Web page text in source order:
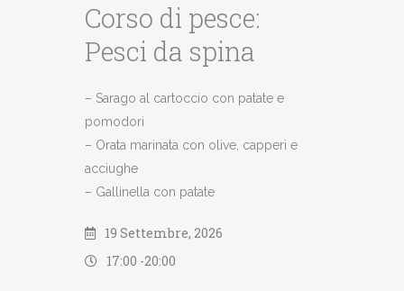
Corso di pesce:
Pesci da spina
– Sarago al cartoccio con patate e
pomodori
– Orata marinata con olive, capperi e
acciughe
– Gallinella con patate
19 Settembre, 2026
17:00 -20:00